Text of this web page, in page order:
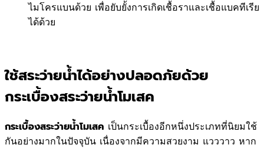
ไมโครแบนด้วย เพื่อยับยั้งการเกิดเชื้อราและเชื้อแบคทีเรีย
ได้ด้วย
ใช้สระว่ายน้ำได้อย่างปลอดภัยด้วย
กระเบื้องสระว่ายน้ำโมเสค
กระเบื้องสระว่ายน้ำโมเสค เป็นกระเบื้องอีกหนึ่งประเภทที่นิยมใช้
กันอย่างมากในปัจจุบัน เนื่องจากมีความสวยงาม แวววาว หาก